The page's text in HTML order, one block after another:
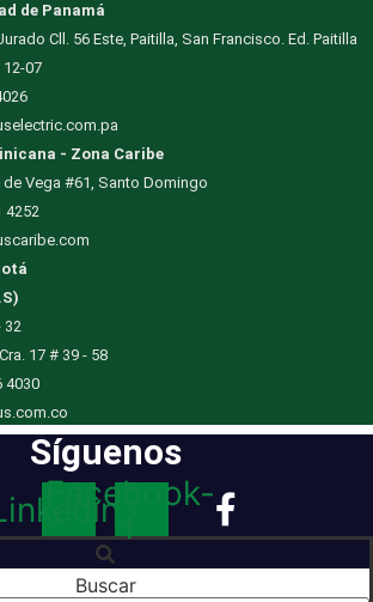
de Panamá
Cll. 56 Este, Paitilla, San Francisco. Ed. Paitilla
07
- Zona Caribe
Vega #61, Santo Domingo
4252
32
17 # 39 - 58
4030
Síguenos
Facebook-
f
Buscar